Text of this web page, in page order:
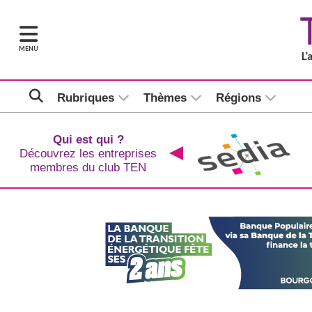
MENU
Rubriques Thèmes Régions
Qui est qui ?
Découvrez les entreprises
membres du club TEN